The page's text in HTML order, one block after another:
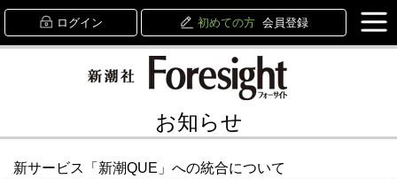
ログイン 初めての方 会員登録
お知らせ
新サービス「新潮QUE」への統合について